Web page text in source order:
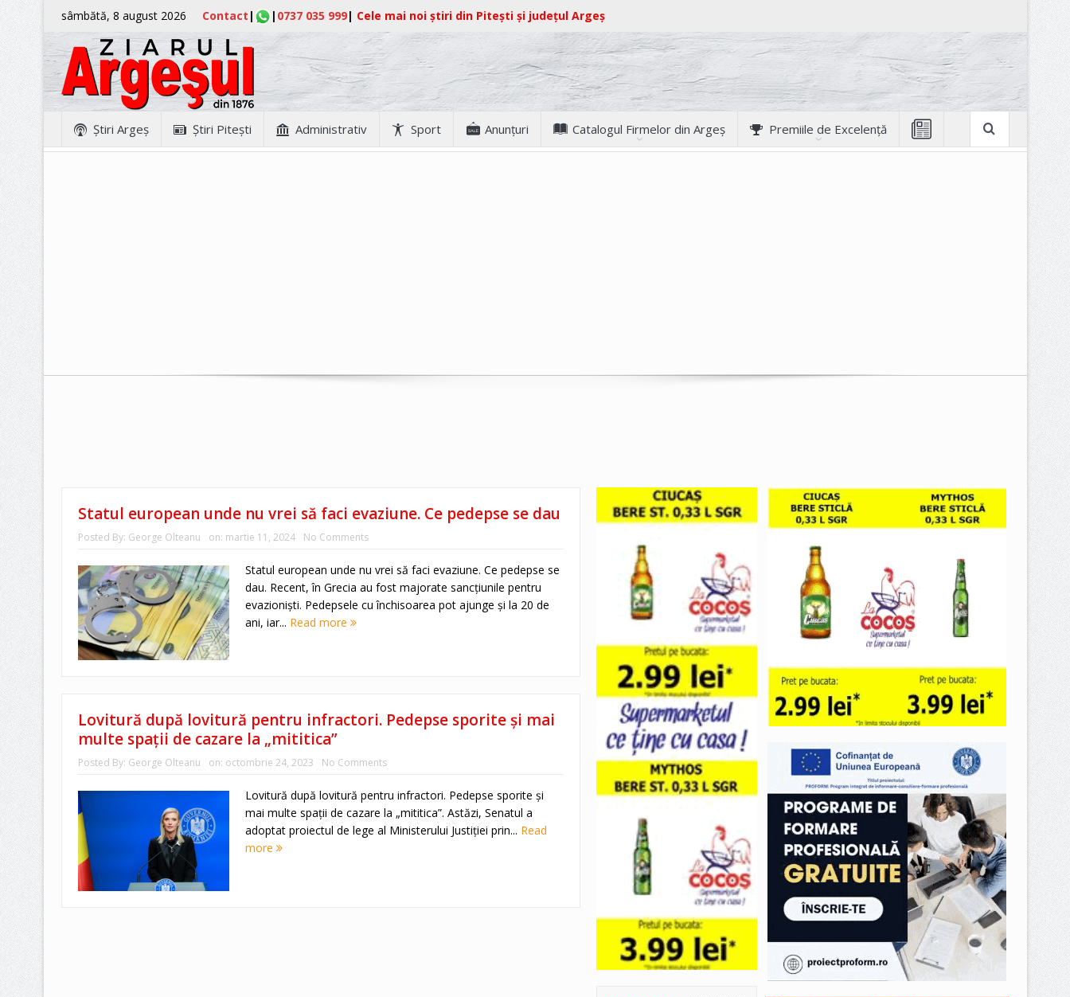
sâmbătă, 8 august 2026 Contact | | 0737 035 999| Cele mai noi știri din Pitești și județul Argeș
Ştiri Argeş Ştiri Piteşti Administrativ Sport Anunţuri Catalogul Firmelor din Argeș Premiile de Excelență
Statul european unde nu vrei să faci evaziune. Ce pedepse se dau
Posted By: George Olteanu on: martie 11, 2024 No Comments
Statul european unde nu vrei să faci evaziune. Ce pedepse se
dau. Recent, în Grecia au fost majorate sancțiunile pentru
evazioniști. Pedepsele cu închisoarea pot ajunge și la 20 de
ani, iar... Read more
Lovitură după lovitură pentru infractori. Pedepse sporite și mai
multe spații de cazare la „mititica”
Posted By: George Olteanu on: octombrie 24, 2023 No Comments
Lovitură după lovitură pentru infractori. Pedepse sporite și
mai multe spații de cazare la „mititica”. Astăzi, Senatul a
adoptat proiectul de lege al Ministerului Justiției prin... Read
more